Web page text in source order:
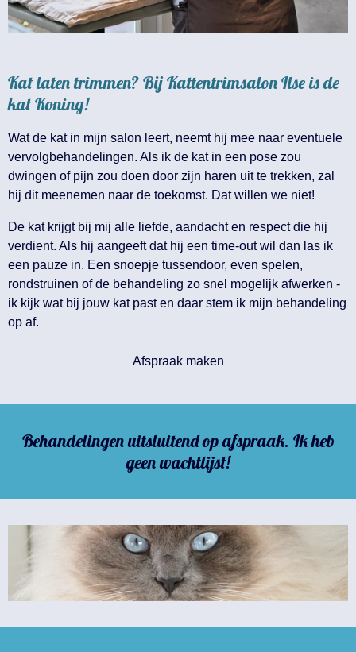
Kat laten trimmen? Bij Kattentrimsalon Ilse is de
kat Koning!
Wat de kat in mijn salon leert, neemt hij mee naar eventuele
vervolgbehandelingen. Als ik de kat in een pose zou
dwingen of pijn zou doen door zijn haren uit te trekken, zal
hij dit meenemen naar de toekomst. Dat willen we niet!
De kat krijgt bij mij alle liefde, aandacht en respect die hij
verdient. Als hij aangeeft dat hij een time-out wil dan las ik
een pauze in. Een snoepje tussendoor, even spelen,
rondstruinen of de behandeling zo snel mogelijk afwerken -
ik kijk wat bij jouw kat past en daar stem ik mijn behandeling
op af.
Afspraak maken
Behandelingen uitsluitend op afspraak. Ik heb
geen wachtlijst!